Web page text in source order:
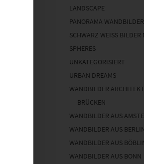
LANDSCAPE
PANORAMA WANDBILDER
SCHWARZ WEISS BILDER
SPHERES
UNKATEGORISIERT
URBAN DREAMS
WANDBILDER
BRÜCKEN
WANDBILDER AUS
WANDBILDER AUS
WANDBILDER AUS
WANDBILDER AUS BONN